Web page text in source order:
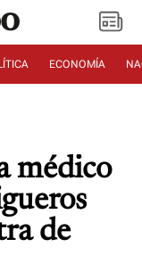
ECONOMÍA
médico
de